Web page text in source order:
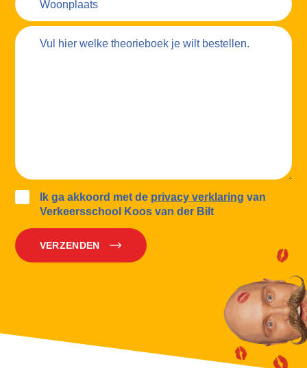
Ik ga akkoord met de privacy verklaring van
Verkeersschool Koos van der Bilt
VERZENDEN